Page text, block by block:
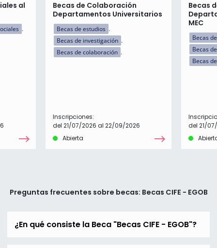
al
Becas de Colaboración
Departamentos Universitarios
Becas de estudios
Becas de investigación
Becas de colaboración
Inscripciones:
del 21/07/2026 al 22/09/2026
Abierta
Becas
MEC
Becas
Becas
Becas
del 21/
Preguntas frecuentes sobre becas: Becas CIFE - EGOB
¿En qué consiste la Beca "Becas CIFE - EGOB"?